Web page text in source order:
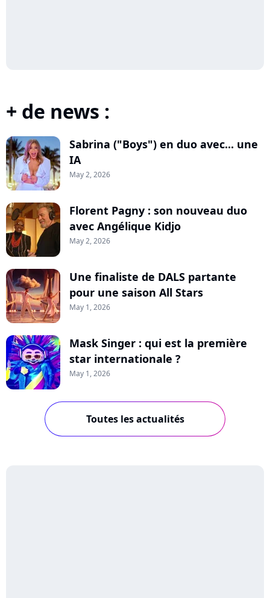
+ de news :
Sabrina ("Boys") en duo avec... une
IA
May 2, 2026
Florent Pagny : son nouveau duo
avec Angélique Kidjo
May 2, 2026
Une finaliste de DALS partante
pour une saison All Stars
May 1, 2026
Mask Singer : qui est la première
star internationale ?
May 1, 2026
Toutes les actualités